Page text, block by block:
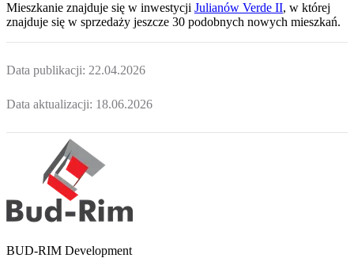
Mieszkanie znajduje się w inwestycji Julianów Verde II, w której
znajduje się w sprzedaży jeszcze 30 podobnych nowych mieszkań.
Data publikacji: 22.04.2026
Data aktualizacji: 18.06.2026
BUD-RIM Development